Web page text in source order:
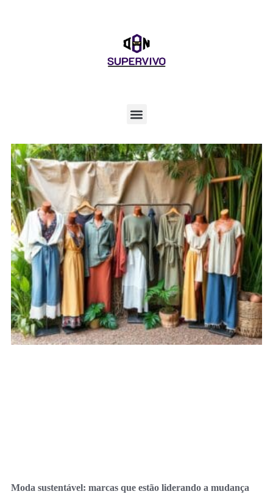
Moda sustentável: marcas que estão liderando a mudança